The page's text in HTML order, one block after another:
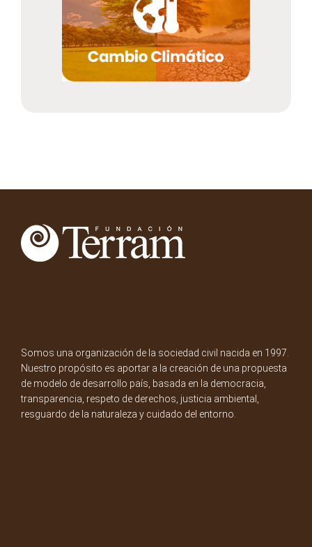
Somos una organización de la sociedad civil nacida en 1997.
Nuestro propósito es aportar a la creación de una propuesta
de modelo de desarrollo país, basada en la democracia,
transparencia, respeto de derechos, justicia ambiental,
resguardo de la naturaleza y cuidado del entorno.